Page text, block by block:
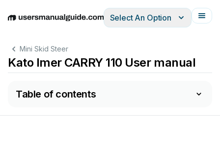
EnglishDeutschEspañolItalianoFrançais
Select An Option
Mini Skid Steer
Kato Imer CARRY 110 User manual
Table of contents